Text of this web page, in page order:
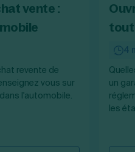
vente :
revente de
vous sur
l'automobile.
tout
4
un
les